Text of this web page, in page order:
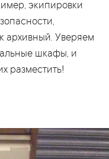
экипировки
архивный. Уверяем
шкафы, и
разместить!